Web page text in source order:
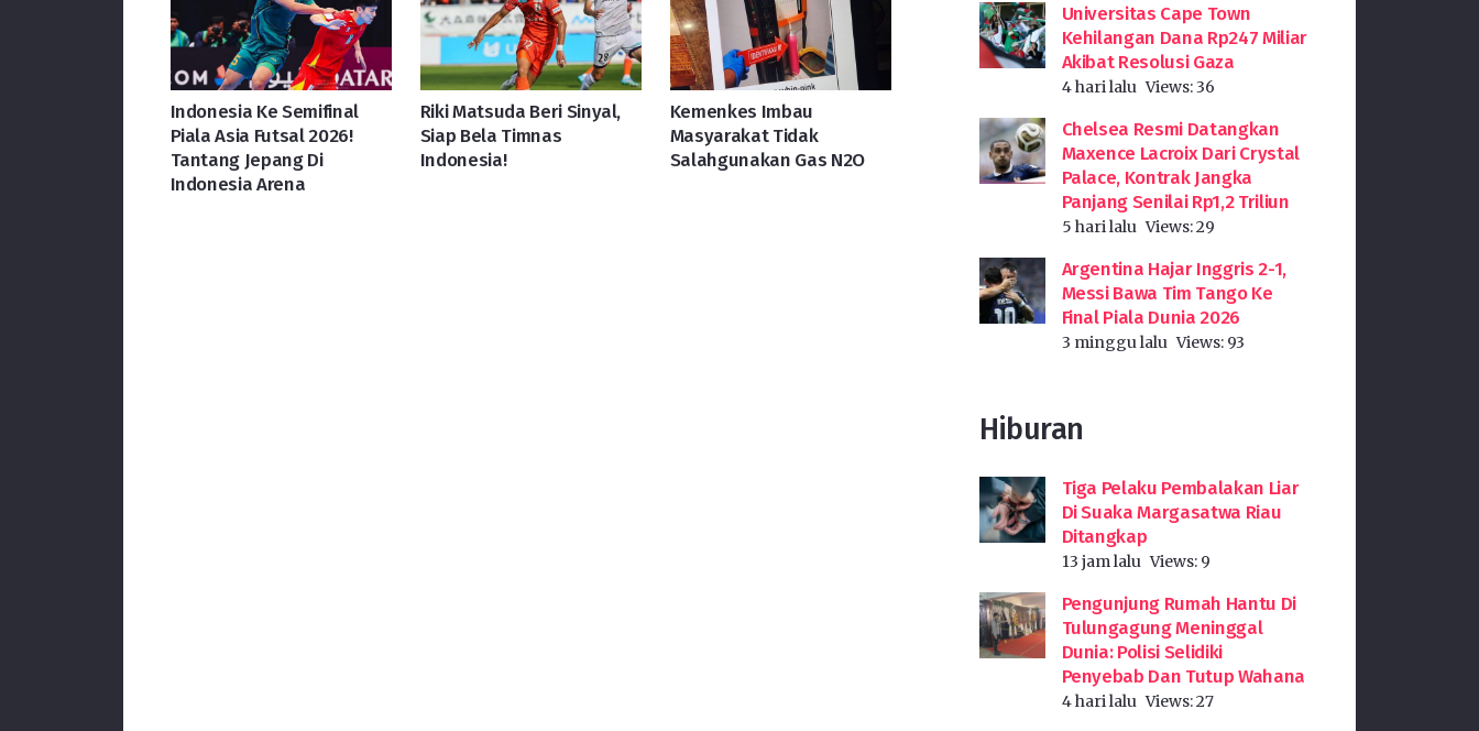
Indonesia Ke Semifinal
Piala Asia Futsal 2026!
Tantang Jepang Di
Indonesia Arena
Riki Matsuda Beri Sinyal,
Siap Bela Timnas
Indonesia!
Kemenkes Imbau
Masyarakat Tidak
Salahgunakan Gas N2O
Universitas Cape Town
Kehilangan Dana Rp247 Miliar
Akibat Resolusi Gaza
4 hari lalu Views:36
Chelsea Resmi Datangkan
Maxence Lacroix Dari Crystal
Palace, Kontrak Jangka
Panjang Senilai Rp1,2 Triliun
5 hari lalu Views:29
Argentina Hajar Inggris 2-1,
Messi Bawa Tim Tango Ke
Final Piala Dunia 2026
3 minggu lalu Views: 93
Hiburan
Tiga Pelaku Pembalakan Liar
Di Suaka Margasatwa Riau
Ditangkap
13 jam lalu Views: 9
Pengunjung Rumah Hantu Di
Tulungagung Meninggal
Dunia: Polisi Selidiki
Penyebab Dan Tutup Wahana
4 hari lalu Views:27